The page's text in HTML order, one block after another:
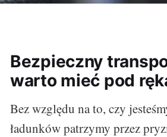
Bezpieczny
warto mieć pod
Bez względu na to, czy
ładunków patrzymy przez